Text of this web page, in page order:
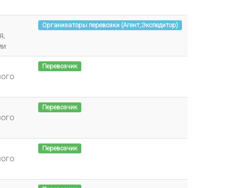
Организаторы перевозки (Агент,Экспедитор)
Перевозчик
Перевозчик
Перевозчик